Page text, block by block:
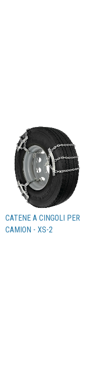
CATENE A CINGOLI PER
CAMION - XS-2